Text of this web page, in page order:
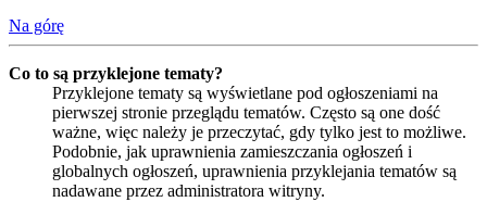
Na górę
Co to są przyklejone tematy?
Przyklejone tematy są wyświetlane pod ogłoszeniami na
pierwszej stronie przeglądu tematów. Często są one dość
ważne, więc należy je przeczytać, gdy tylko jest to możliwe.
Podobnie, jak uprawnienia zamieszczania ogłoszeń i
globalnych ogłoszeń, uprawnienia przyklejania tematów są
nadawane przez administratora witryny.